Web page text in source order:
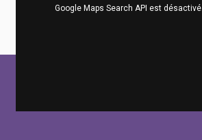
Google Maps Search API est désactivé.